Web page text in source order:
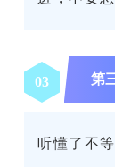
03 第
听懂了不